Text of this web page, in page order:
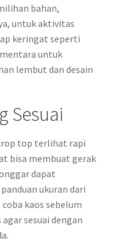
bahan,
untuk aktivitas
keringat seperti
untuk
lembut dan desain
Sesuai
top terlihat rapi
bisa membuat gerak
dapat
ukuran dari
kaos sebelum
sesuai dengan